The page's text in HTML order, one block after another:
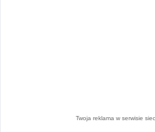
Twoja reklama w serwisie